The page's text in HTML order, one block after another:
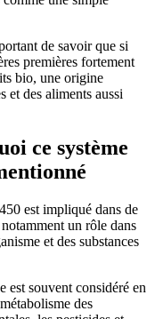
de savoir que si
premières fortement
bio, une origine
et des aliments aussi
ce système
est impliqué dans de
un rôle dans
et des substances
est souvent considéré en
des